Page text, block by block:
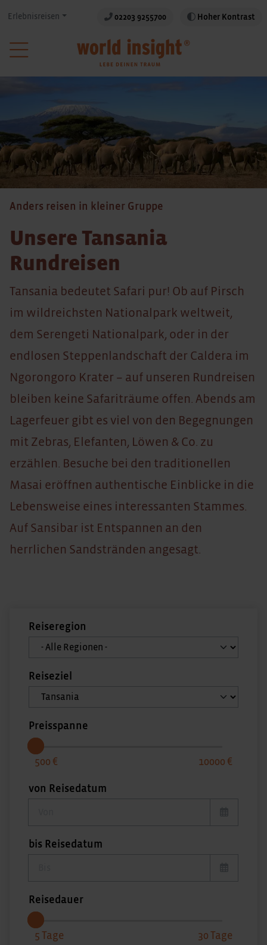
Erlebnisreisen 02203 9255700 Hoher Kontrast
Anders reisen in kleiner Gruppe
Unsere Tansania
Rundreisen
Tansania bedeutet Safari pur! Ob auf Pirsch
im wildreichsten Nationalpark weltweit,
dem Serengeti Nationalpark, oder in der
endlosen Steppenlandschaft der Caldera im
Ngorongoro Krater – auf unseren Rundreisen
bleiben keine Safariträume offen. Abends am
Lagerfeuer gibt es viel von den Begegnungen
mit Zebras, Elefanten, Löwen & Co. zu
erzählen. Besuche bei den traditionellen
Masai eröffnen authentische Einblicke in die
Lebensweise eines interessanten Stammes.
Auf Sansibar ist Entspannen an den
herrlichen Sandstränden angesagt.
Reiseregion
Reiseziel
Preisspanne
500 10000
von Reisedatum
bis Reisedatum
Reisedauer
5 30